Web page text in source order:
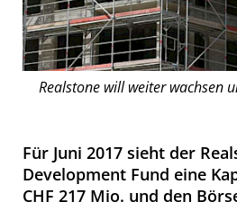
Realstone will weiter wachsen
Für Juni 2017 sieht der
Development Fund eine
CHF 217 Mio. und den